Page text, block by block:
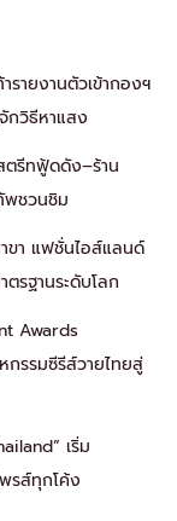
รายงานตัวเข้ากองฯ
วิธีหาแสง
ตรีทฟู้ดดัง–ร้าน
พชวนชิม
ขา แฟชั่นไอส์แลนด์
รฐานระดับโลก
Awards
รรมซีรีส์วายไทยสู่
เริ่ม
รส์ทุกโค้ง